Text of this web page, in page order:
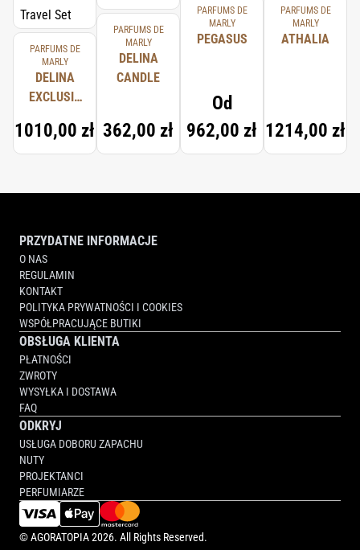
PARFUMS DE
MARLY
DELINA
EXCLUSIF
SET
1010,00 zł
PARFUMS DE
MARLY
DELINA
CANDLE
362,00 zł
PARFUMS DE
MARLY
PEGASUS
Od
962,00 zł
PARFUMS DE
MARLY
ATHALIA
1214,00 zł
PRZYDATNE INFORMACJE
O NAS
REGULAMIN
KONTAKT
POLITYKA PRYWATNOŚCI I COOKIES
WSPÓŁPRACUJĄCE BUTIKI
OBSŁUGA KLIENTA
PŁATNOŚCI
ZWROTY
WYSYŁKA I DOSTAWA
FAQ
ODKRYJ
USŁUGA DOBORU ZAPACHU
NUTY
PROJEKTANCI
PERFUMIARZE
©AGORATOPIA2026. All Rights Reserved.